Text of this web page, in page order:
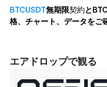
BTCUSDT無期限契約と
格、チャート、データをご
エアドロップで観る